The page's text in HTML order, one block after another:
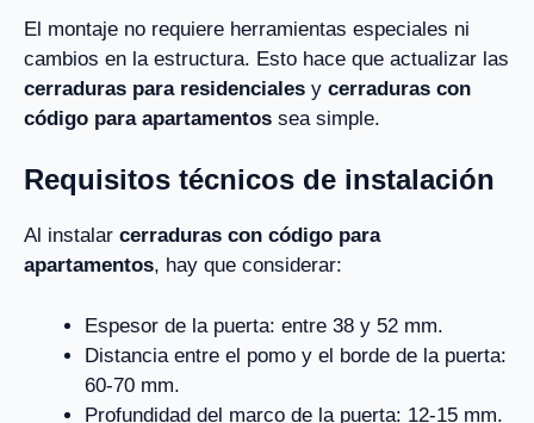
El montaje no requiere herramientas especiales ni
cambios en la estructura. Esto hace que actualizar las
cerraduras para residenciales y cerraduras con
código para apartamentos sea simple.
Requisitos técnicos de instalación
Al instalar cerraduras con código para
apartamentos, hay que considerar:
Espesor de la puerta: entre 38 y 52 mm.
Distancia entre el pomo y el borde de la puerta:
60-70 mm.
Profundidad del marco de la puerta: 12-15 mm.